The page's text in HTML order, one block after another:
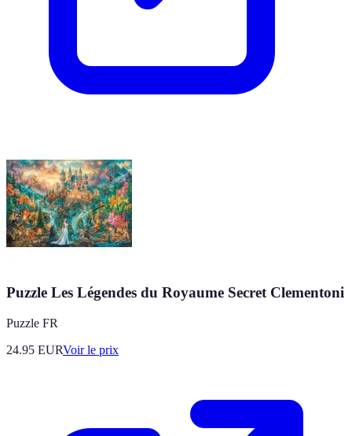
Puzzle Les Légendes du Royaume Secret Clementoni
Puzzle FR
24.95 EURVoir le prix